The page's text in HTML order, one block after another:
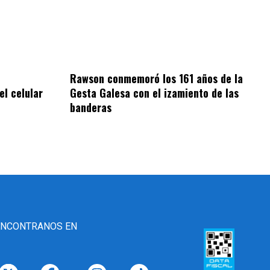
celular
Rawson conmemoró los 161 años de la
Gesta Galesa con el izamiento de las
banderas
EN